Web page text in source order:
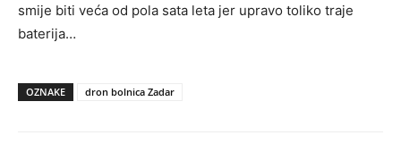
smije biti veća od pola sata leta jer upravo toliko traje
baterija…
OZNAKE dron bolnica Zadar